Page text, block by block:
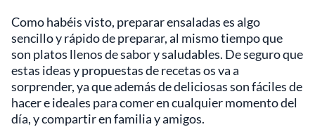
Como habéis visto, preparar ensaladas es algo
sencillo y rápido de preparar, al mismo tiempo que
son platos llenos de sabor y saludables. De seguro que
estas ideas y propuestas de recetas os va a
sorprender, ya que además de deliciosas son fáciles de
hacer e ideales para comer en cualquier momento del
día, y compartir en familia y amigos.